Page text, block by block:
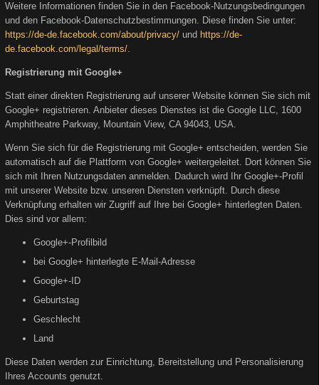
Weitere Informationen finden Sie in den Facebook-Nutzungsbedingungen
und den Facebook-Datenschutzbestimmungen. Diese finden Sie unter:
https://de-de.facebook.com/about/privacy/ und https://de-
de.facebook.com/legal/terms/.
Registrierung mit Google+
Statt einer direkten Registrierung auf unserer Website können Sie sich mit
Google+ registrieren. Anbieter dieses Dienstes ist die Google LLC, 1600
Amphitheatre Parkway, Mountain View, CA 94043, USA.
Wenn Sie sich für die Registrierung mit Google+ entscheiden, werden Sie
automatisch auf die Plattform von Google+ weitergeleitet. Dort können Sie
sich mit Ihren Nutzungsdaten anmelden. Dadurch wird Ihr Google+-Profil
mit unserer Website bzw. unseren Diensten verknüpft. Durch diese
Verknüpfung erhalten wir Zugriff auf Ihre bei Google+ hinterlegten Daten.
Dies sind vor allem:
Google+-Profilbild
bei Google+ hinterlegte E-Mail-Adresse
Google+-ID
Geburtstag
Geschlecht
Land
Diese Daten werden zur Einrichtung, Bereitstellung und Personalisierung
Ihres Accounts genutzt.